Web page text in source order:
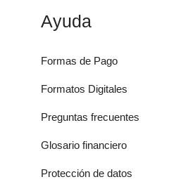
Ayuda
Formas de Pago
Formatos Digitales
Preguntas frecuentes
Glosario financiero
Protección de datos